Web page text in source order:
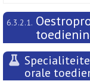
6.3.2.1.
orale